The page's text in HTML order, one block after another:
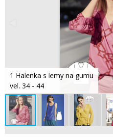
1 Halenka s lemy na gumu
vel. 34 - 44